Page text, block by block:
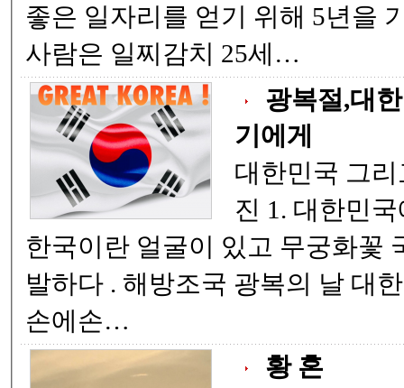
좋은 일자리를 얻기 위해 5년을 기
사람은 일찌감치 25세…
광복절,대
기에게
대한민국 그리고 태극기에게 함동
진 1. 대한민국에 네가 있으므로
한국이란 얼굴이 있고 무궁화꽃 국민의 가슴속에 만
발하다 . 해방조국 광복의 날 대한민국 건국 있던 날
손에손…
황 혼